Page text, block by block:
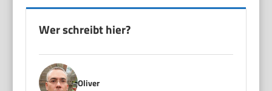
Wer schreibt hier?
Oliver